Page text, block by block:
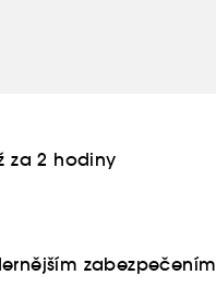
za 2 hodiny
zabezpečením